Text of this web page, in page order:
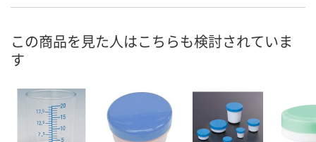
現在ご注文いただけ
現在ご注文いただけ
現在ご注文い
この商品を見た人はこちらも検討されていま
す